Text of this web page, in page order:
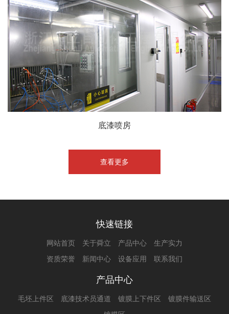
底漆喷房
查看更多
快速链接
网站首页 关于舜立 产品中心
生产实力
资质荣誉
新闻中心 设备应用 联系我们
产品中心
毛坯上件区 底漆技术员通道 镀膜上下件区
镀膜件输送区